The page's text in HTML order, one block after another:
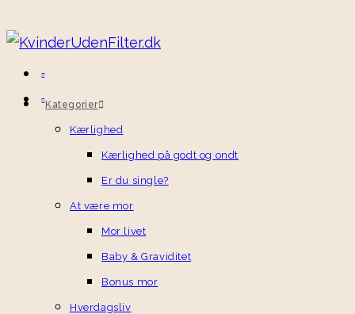
to
content
Kategorier
Kærlighed
Kærlighed på godt og ondt
Er du single?
At være mor
Mor livet
Baby & Graviditet
Bonus mor
Hverdagsliv